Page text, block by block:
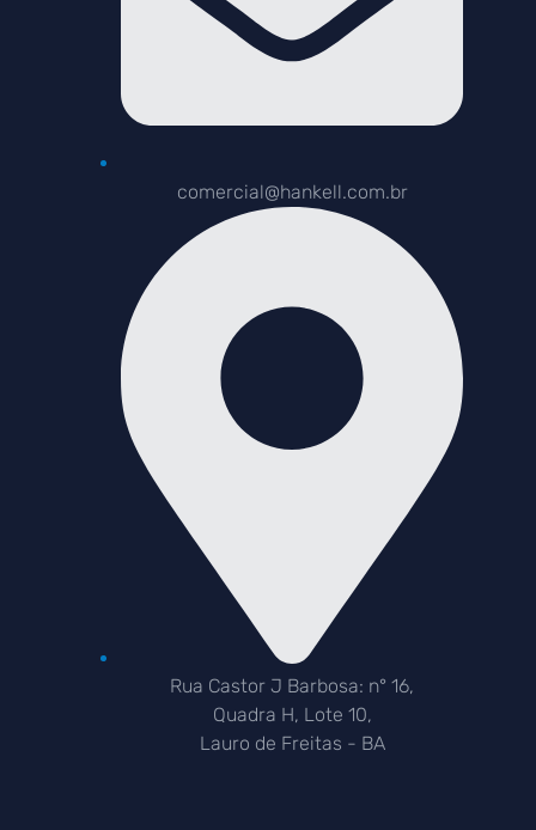
comercial@hankell.com.br
Rua Castor J Barbosa: n° 16,
Quadra H, Lote 10,
Lauro de Freitas - BA